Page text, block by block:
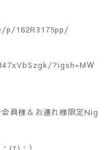
p/162R3175pp/
?igsh=MW
員様＆お連れ様限定Nig
・(ｪ)・）